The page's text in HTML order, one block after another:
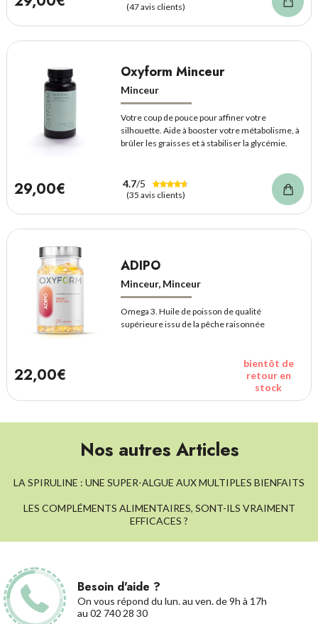
(47 avis clients)
Oxyform Minceur
Minceur
Votre coup de pouce pour affiner votre
silhouette. Aide à booster votre métabolisme, à
brûler les graisses et à stabiliser la glycémie.
29,00€ 4.7/5
(35 avis clients)
ADIPO
Minceur, Minceur
Omega 3. Huile de poisson de qualité
supérieure issu de la pêche raisonnée
22,00€
bientôt de
retour en
stock
Nos autres Articles
LA SPIRULINE : UNE SUPER-ALGUE AUX MULTIPLES BIENFAITS
LES COMPLÉMENTS ALIMENTAIRES, SONT-ILS VRAIMENT
EFFICACES ?
Besoin d'aide ?
On vous répond du lun. au ven. de 9h à 17h
au 02 740 28 30